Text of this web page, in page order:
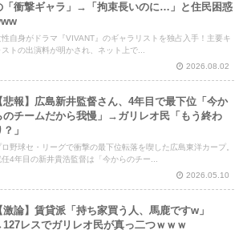
「衝撃ギャラ」→「拘束長いのに…」と住民困惑
性自身がドラマ『VIVANT』のギャラリストを独占入手！主要キ
ストの出演料が明かされ、ネット上で...
2026.08.02
悲報】広島新井監督さん、4年目で最下位「今か
のチームだから我慢」→ガリレオ民「もう終わ
？」
ロ野球セ・リーグで衝撃の最下位転落を喫した広島東洋カープ。
任4年目の新井貴浩監督は「今からのチー...
2026.05.10
激論】賃貸派「持ち家買う人、馬鹿ですw」
レスでガリレオ民が真っ二つｗｗｗ